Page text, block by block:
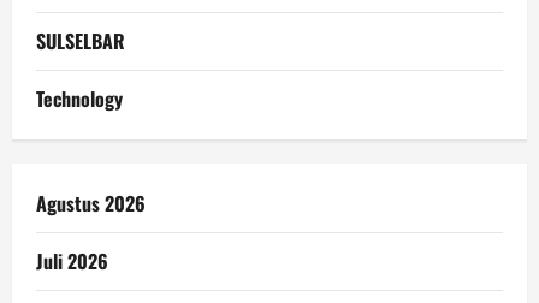
SULSELBAR
Technology
Agustus 2026
Juli 2026